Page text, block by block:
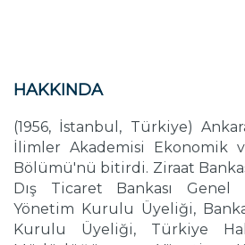
HAKKINDA
(1956, İstanbul, Türkiye)
İlimler Akademisi Ekonomik
Bölümü'nü bitirdi. Ziraat
Dış Ticaret Bankası Genel
Yönetim Kurulu Üyeliği,
Kurulu Üyeliği, Türkiye